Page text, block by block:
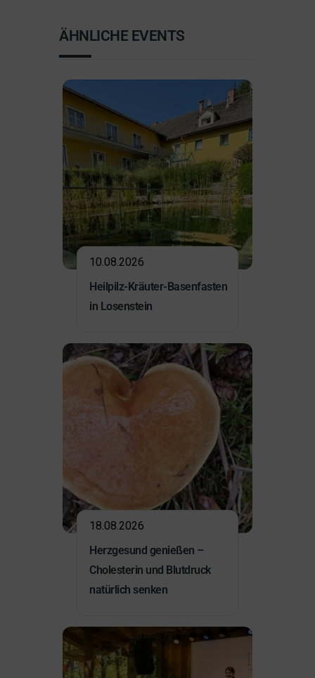
ÄHNLICHE EVENTS
10.08.2026
Heilpilz-Kräuter-Basenfasten
in Losenstein
18.08.2026
Herzgesund genießen –
Cholesterin und Blutdruck
natürlich senken